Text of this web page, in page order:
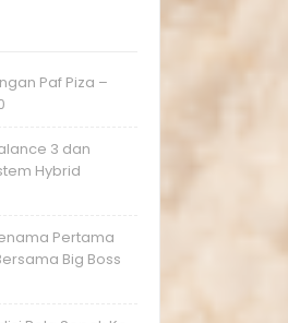
Paf Piza –
3 dan
Hybrid
Pertama
Big Boss